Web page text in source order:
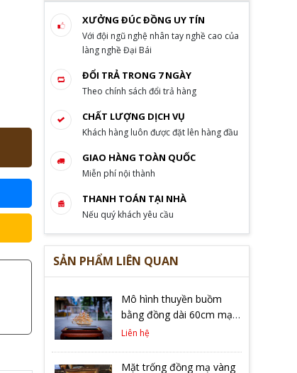
XƯỞNG ĐÚC ĐỒNG UY TÍN
Với đội ngũ nghệ nhân tay nghề cao của
làng nghề Đại Bái
ĐỔI TRẢ TRONG 7 NGÀY
Theo chính sách đổi trả hàng
CHẤT LƯỢNG DỊCH VỤ
Khách hàng luôn được đặt lên hàng đầu
GIAO HÀNG TOÀN QUỐC
Miễn phí nội thành
THANH TOÁN TẠI NHÀ
Nếu quý khách yêu cầu
SẢN PHẨM LIÊN QUAN
Mô hình thuyền buồm
bằng đồng dài 60cm mạ
vàng 24k
Liên hệ
Mặt trống đồng mạ vàng